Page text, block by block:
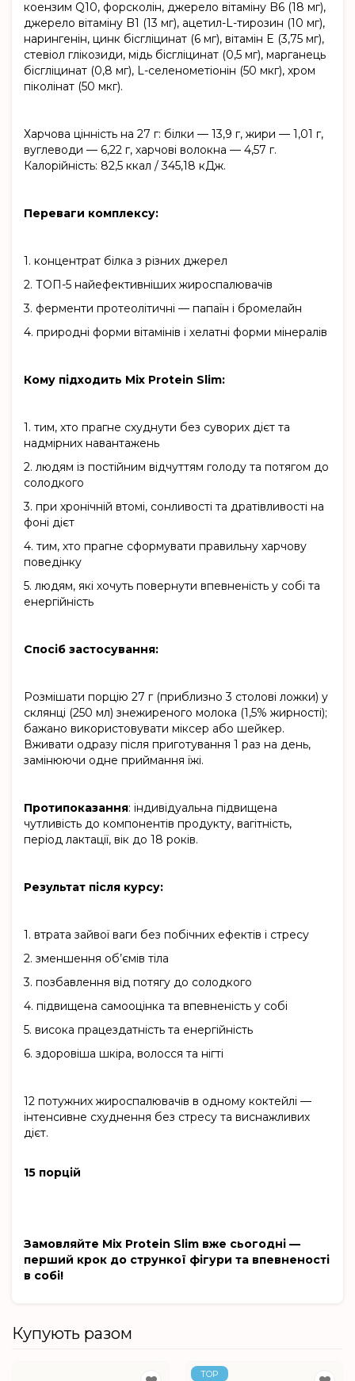
коензим Q10, форсколін, джерело вітаміну B6 (18 мг),
джерело вітаміну B1 (13 мг), ацетил-L-тирозин (10 мг),
нарингенін, цинк бісгліцинат (6 мг), вітамін E (3,75 мг),
стевіол глікозиди, мідь бісгліцинат (0,5 мг), марганець
бісгліцинат (0,8 мг), L-селенометіонін (50 мкг), хром
піколінат (50 мкг).
Харчова цінність на 27 г: білки — 13,9 г, жири — 1,01 г,
вуглеводи — 6,22 г, харчові волокна — 4,57 г.
Калорійність: 82,5 ккал / 345,18 кДж.
Переваги комплексу:
1. концентрат білка з різних джерел
2. ТОП-5 найефективніших жироспалювачів
3. ферменти протеолітичні — папаїн і бромелайн
4. природні форми вітамінів і хелатні форми мінералів
Кому підходить Mix Protein Slim:
1. тим, хто прагне схуднути без суворих дієт та
надмірних навантажень
2. людям із постійним відчуттям голоду та потягом до
солодкого
3. при хронічній втомі, сонливості та дратівливості на
фоні дієт
4. тим, хто прагне сформувати правильну харчову
поведінку
5. людям, які хочуть повернути впевненість у собі та
енергійність
Спосіб застосування:
Розмішати порцію 27 г (приблизно 3 столові ложки) у
склянці (250 мл) знежиреного молока (1,5% жирності);
бажано використовувати міксер або шейкер.
Вживати одразу після приготування 1 раз на день,
замінюючи одне приймання їжі.
Протипоказання: індивідуальна підвищена
чутливість до компонентів продукту, вагітність,
період лактації, вік до 18 років.
Результат після курсу:
1. втрата зайвої ваги без побічних ефектів і стресу
2. зменшення об’ємів тіла
3. позбавлення від потягу до солодкого
4. підвищена самооцінка та впевненість у собі
5. висока працездатність та енергійність
6. здоровіша шкіра, волосся та нігті
12 потужних жироспалювачів в одному коктейлі —
інтенсивне схуднення без стресу та виснажливих
дієт.
15 порцій
Замовляйте Mix Protein Slim вже сьогодні —
перший крок до стрункої фігури та впевненості
в собі!
Купують разом
TOP